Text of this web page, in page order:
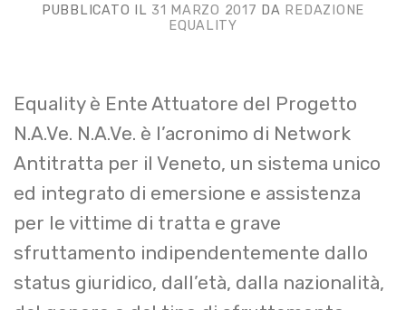
PUBBLICATO IL 31 MARZO 2017 DA REDAZIONE
EQUALITY
Equality è Ente Attuatore del Progetto
N.A.Ve. N.A.Ve. è l’acronimo di Network
Antitratta per il Veneto, un sistema unico
ed integrato di emersione e assistenza
per le vittime di tratta e grave
sfruttamento indipendentemente dallo
status giuridico, dall’età, dalla nazionalità,